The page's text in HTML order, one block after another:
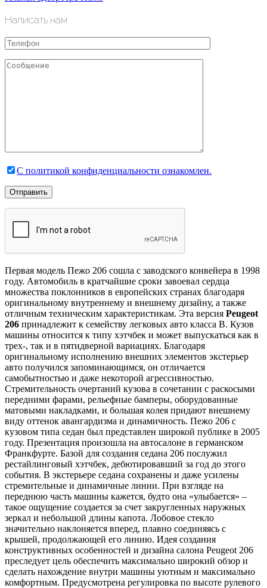
Написать нам
С политикой конфиденциальности ознакомлен.
Первая модель Пежо 206 сошла с заводского конвейера в 1998
году. Автомобиль в кратчайшие сроки завоевал сердца
множества поклонников в европейских странах благодаря
оригинальному внутреннему и внешнему дизайну, а также
отличным техническим характеристикам. Эта версия Peugeot
206 принадлежит к семейству легковых авто класса В. Кузов
машины относится к типу хэтчбек и может выпускаться как в
трех-, так и в пятидверной вариациях. Благодаря
оригинальному исполнению внешних элементов экстерьер
авто получился запоминающимся, он отличается
самобытностью и даже некоторой агрессивностью.
Стремительность очертаний кузова в сочетании с раскосыми
передними фарами, рельефные бамперы, оборудованные
матовыми накладками, и большая колея придают внешнему
виду оттенок авангардизма и динамичность. Пежо 206 с
кузовом типа седан был представлен широкой публике в 2005
году. Презентация произошла на автосалоне в германском
Франкфурте. Базой для создания седана 206 послужил
рестайлинговый хэтчбек, дебютировавший за год до этого
события. В экстерьере седана сохранены и даже усилены
стремительные и динамичные линии. При взгляде на
переднюю часть машины кажется, будто она «улыбается» –
такое ощущение создается за счет закругленных наружных
зеркал и небольшой длины капота. Лобовое стекло
значительно наклоняется вперед, плавно соединяясь с
крышей, продолжающей его линию. Идея создания
конструктивных особенностей и дизайна салона Peugeot 206
преследует цель обеспечить максимально широкий обзор и
сделать нахождение внутри машины уютным и максимально
комфортным. Предусмотрена регулировка по высоте рулевого